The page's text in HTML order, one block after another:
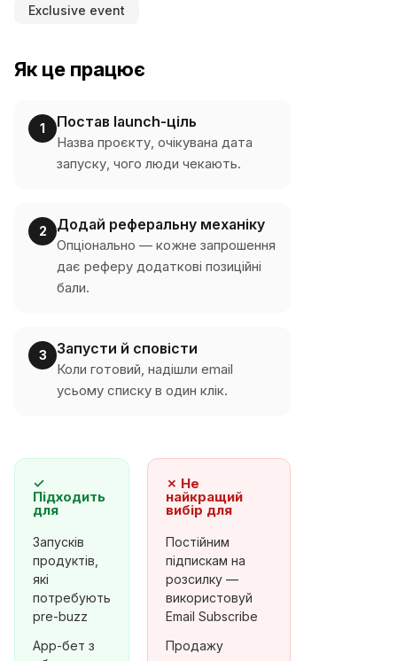
Exclusive event
Як це працює
1 Постав launch-ціль
Назва проєкту, очікувана дата
запуску, чого люди чекають.
2 Додай реферальну механіку
Опціонально — кожне запрошення
дає реферу додаткові позиційні
бали.
3 Запусти й сповісти
Коли готовий, надішли email
усьому списку в один клік.
✓
Підходить
для
Запусків
продуктів,
які
потребують
pre-buzz
App-бет з
✗ Не
найкращий
вибір для
Постійним
підпискам на
розсилку —
використовуй
Email Subscribe
Продажу